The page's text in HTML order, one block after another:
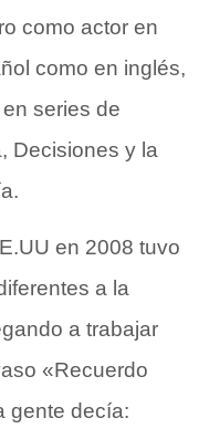
como actor en
como en inglés,
series de
Decisiones y la
en 2008 tuvo
a la
a trabajar
«Recuerdo
gente decía: